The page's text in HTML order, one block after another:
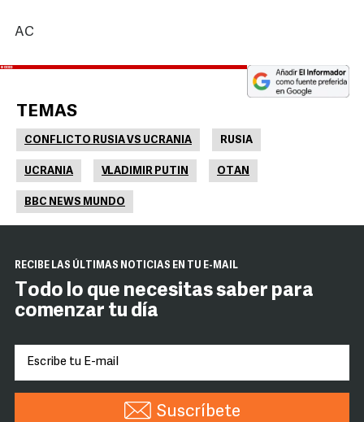
AC
TEMAS
CONFLICTO RUSIA VS UCRANIA RUSIA
UCRANIA VLADIMIR PUTIN OTAN
BBC NEWS MUNDO
RECIBE LAS ÚLTIMAS NOTICIAS EN TU E-MAIL
Todo lo que necesitas saber para
comenzar tu día
Suscríbete